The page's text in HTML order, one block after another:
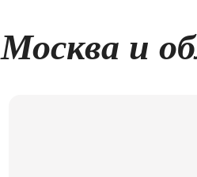
Москва и